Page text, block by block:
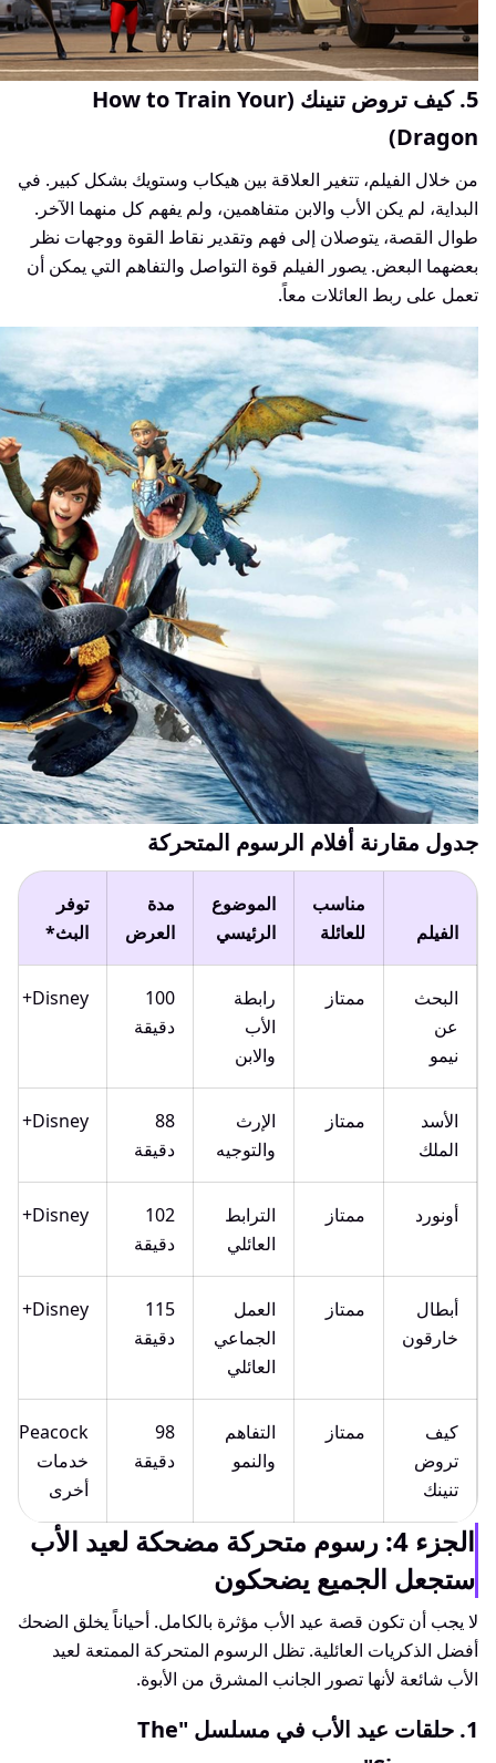
5. كيف تروض تنينك (How to Train Your
Dragon)
من خلال الفيلم، تتغير العلاقة بين هيكاب وستويك بشكل كبير. في
البداية، لم يكن الأب والابن متفاهمين، ولم يفهم كل منهما الآخر.
طوال القصة، يتوصلان إلى فهم وتقدير نقاط القوة ووجهات نظر
بعضهما البعض. يصور الفيلم قوة التواصل والتفاهم التي يمكن أن
تعمل على ربط العائلات معاً.
جدول مقارنة أفلام الرسوم المتحركة
الفيلم
مناسب
للعائلة
الموضوع
الرئيسي
مدة
العرض
توفر
البث*
البحث
عن
نيمو
ممتاز
رابطة
الأب
والابن
100
دقيقة
Disney+
الأسد
الملك
ممتاز
الإرث
والتوجيه
88
دقيقة
Disney+
أونورد ممتاز
الترابط
العائلي
102
دقيقة
Disney+
أبطال
خارقون
ممتاز
العمل
الجماعي
العائلي
115
دقيقة
Disney+
كيف
تروض
تنينك
ممتاز
التفاهم
والنمو
98
دقيقة
خدمات
أخرى
الجزء 4: رسوم متحركة مضحكة لعيد الأب
ستجعل الجميع يضحكون
لا يجب أن تكون قصة عيد الأب مؤثرة بالكامل. أحياناً يخلق الضحك
أفضل الذكريات العائلية. تظل الرسوم المتحركة الممتعة لعيد
الأب شائعة لأنها تصور الجانب المشرق من الأبوة.
1. حلقات عيد الأب في مسلسل "The